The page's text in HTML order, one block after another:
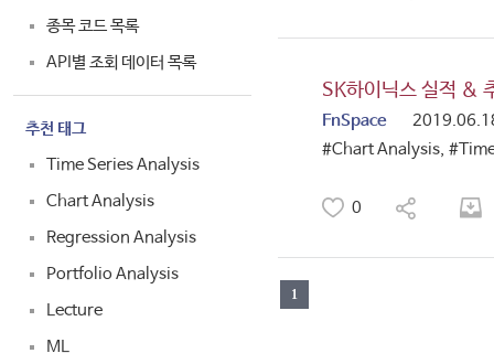
종목 코드 목록
API별 조회 데이터 목록
추천 태그
Time Series Analysis
Chart Analysis
Regression Analysis
Portfolio Analysis
Lecture
ML
SK하이닉스 실적 &
FnSpace
#Chart Analysis,
0
1